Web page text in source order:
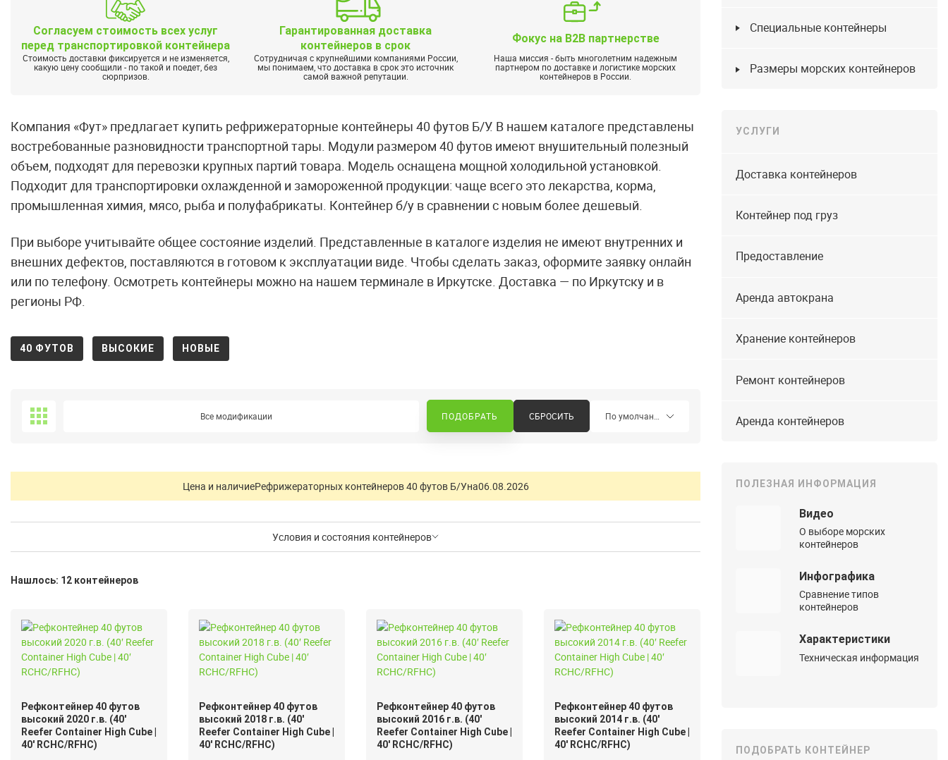
Согласуем стоимость всех услуг
перед транспортировкой контейнера
Стоимость доставки фиксируется и не изменяется,
какую цену сообщили - по такой и поедет, без
сюрпризов.
Гарантированная доставка
контейнеров в срок
Сотрудничая с крупнейшими компаниями России,
мы понимаем, что доставка в срок это источник
самой важной репутации.
Фокус на B2B партнерстве
Наша миссия - быть многолетним надежным
партнером по доставке и логистике морских
контейнеров в России.
Компания «Фут» предлагает купить рефрижераторные контейнеры 40 футов Б/У. В нашем каталоге представлены
востребованные разновидности транспортной тары. Модули размером 40 футов имеют внушительный полезный
объем, подходят для перевозки крупных партий товара. Модель оснащена мощной холодильной установкой.
Подходит для транспортировки охлажденной и замороженной продукции: чаще всего это лекарства, корма,
промышленная химия, мясо, рыба и полуфабрикаты. Контейнер б/у в сравнении с новым более дешевый.
При выборе учитывайте общее состояние изделий. Представленные в каталоге изделия не имеют внутренних и
внешних дефектов, поставляются в готовом к эксплуатации виде. Чтобы сделать заказ, оформите заявку онлайн
или по телефону. Осмотреть контейнеры можно на нашем терминале в Иркутске. Доставка — по Иркутску и в
регионы РФ.
40 ФУТОВ ВЫСОКИЕ НОВЫЕ
Все модификации СБРОСИТЬ
Цена и наличиеРефрижераторных контейнеров 40 футов Б/Уна06.08.2026
Условия и состояния контейнеров
Нашлось: 12 контейнеров
Рефконтейнер 40 футов
высокий 2020 г.в. (40′
Reefer Container High Cube |
40′ RCHC/RFHC)
Рефконтейнер 40 футов
высокий 2018 г.в. (40′
Reefer Container High Cube |
40′ RCHC/RFHC)
Рефконтейнер 40 футов
высокий 2016 г.в. (40′
Reefer Container High Cube |
40′ RCHC/RFHC)
Рефконтейнер 40 футов
высокий 2014 г.в. (40′
Reefer Container High Cube |
40′ RCHC/RFHC)
Специальные контейнеры
Размеры морских контейнеров
УСЛУГИ
Доставка контейнеров
Контейнер под груз
Предоставление
Аренда автокрана
Хранение контейнеров
Ремонт контейнеров
Аренда контейнеров
ПОЛЕЗНАЯ ИНФОРМАЦИЯ
Видео
О выборе морских
контейнеров
Инфографика
Сравнение типов
контейнеров
Характеристики
Техническая информация
ПОДОБРАТЬ КОНТЕЙНЕР